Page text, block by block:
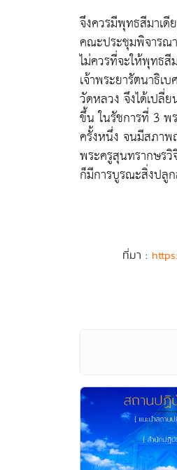
จึงควรมีพุทธสีมาเ
คณะประชุมพิจารณ
ไม่ควรที่จะให้พุทธ
เจ้าพระยารัตนาธิ
วัดหลวง จึงได้เปลี่
ขึ้น ในรัชการที่ 3 พ
ครั้งหนึ่ง จนมีสภาพ
พระครูสุนทรากษร
ก็มีการบูรณะสิ่งปลู
ที่มา :